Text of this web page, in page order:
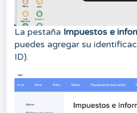
La pestaña Impuestos e
puedes agregar su
ID).